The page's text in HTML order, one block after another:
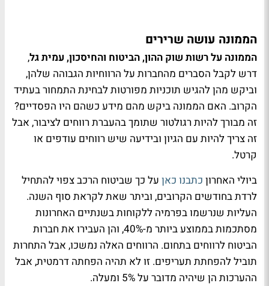
הממונה עושה שרירים
הממונה על רשות שוק ההון, הביטוח והחיסכון, עמית גל,
דרש לקבל הסברים מהחברות על הרווחיות הגבוהה שלהן,
וביקש מהן להגיש תוכניות מפורטות לבחינת התמחור בעתיד
הקרוב. האם הממונה ביקש מהם מידע כשהם היו הפסדיים?
זה מבורך להיות רגולטור שתומך בהעברת רווחים לציבור, אבל
זה צריך להיות עם הגיון ובידיעה שיש רווחים עודפים או
קרטל.
ביולי האחרון כתבנו כאן על כך שביטוח הרכב צפוי להתחיל
לרדת בחודשים הקרובים, וביתר שאת לקראת סוף השנה.
העליות שנרשמו בפרמיה ללקוחות בשנתיים האחרונות
מסתכמות בממוצע ביותר מ-40%, והן העבירו את חברות
הביטוח לרווחים בתחום. הרווחים האלה נמשכו, אבל התחרות
תוביל להפחתת תעריפים. זו לא תהיה הפחתה דרמטית, אבל
ההערכות הן שיהיה מדובר על 5% ומעלה.